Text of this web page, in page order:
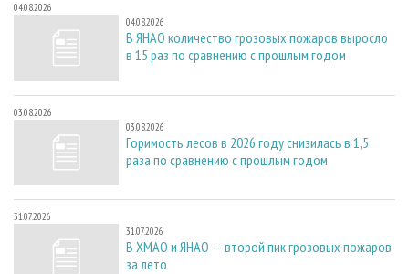
04.08.2026
04.08.2026
В ЯНАО количество грозовых пожаров выросло
в 15 раз по сравнению с прошлым годом
03.08.2026
03.08.2026
Горимость лесов в 2026 году снизилась в 1,5
раза по сравнению с прошлым годом
31.07.2026
31.07.2026
В ХМАО и ЯНАО — второй пик грозовых пожаров
за лето